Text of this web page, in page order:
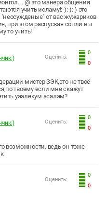
@ это манера общения
учить исламу!:-):-):-) это
от вас жужариков
при этом распуская сопли вы
то учить!
0
0
Оценить:
мистер ЗЭК,это не твоё
твоему если мне скажут
уаалекум асалам?
0
0
Оценить:
возможности. ведь он тоже
0
0
Оценить: